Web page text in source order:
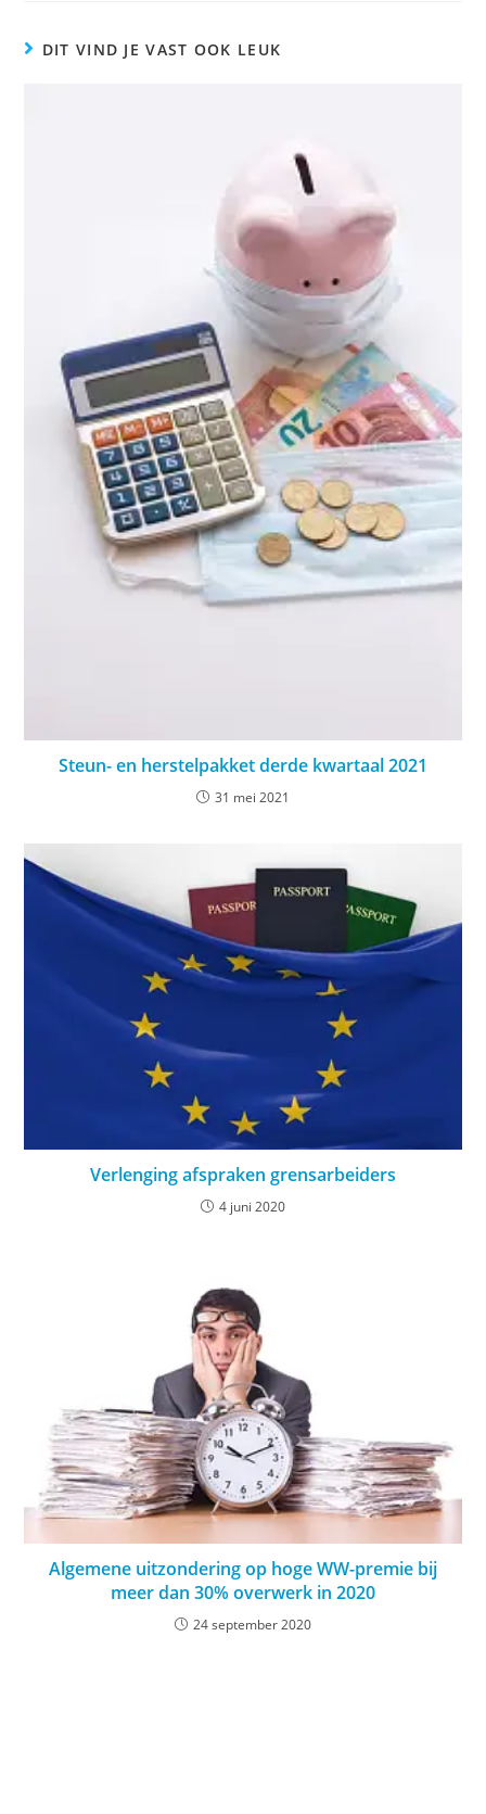
DIT VIND JE VAST OOK LEUK
Steun- en herstelpakket derde kwartaal 2021
31 mei 2021
Verlenging afspraken grensarbeiders
4 juni 2020
Algemene uitzondering op hoge WW-premie bij
meer dan 30% overwerk in 2020
24 september 2020